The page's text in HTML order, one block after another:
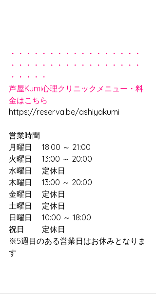
・・・・・・・・・・・・・・・・・
・・・・・・・・・・・・・・・・・
・・・・・
芦屋Kumi心理クリニックメニュー・料
金はこちら
https://reserva.be/ashiyakumi
営業時間
月曜日　 18:00 ～ 21:00
火曜日　 13:00 ～ 20:00
水曜日　 定休日
木曜日　 13:00 ～ 20:00
金曜日　 定休日
土曜日　 定休日
日曜日　 10:00 ～ 18:00
祝日　　 定休日
※5週目のある営業日はお休みとなりま
す